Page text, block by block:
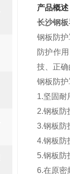
产品概述
长沙钢
钢板防
防护作
技、正
钢板防
1.坚固耐
2.钢板防
3.钢板防
4.钢板防
5.钢板防
6.在原